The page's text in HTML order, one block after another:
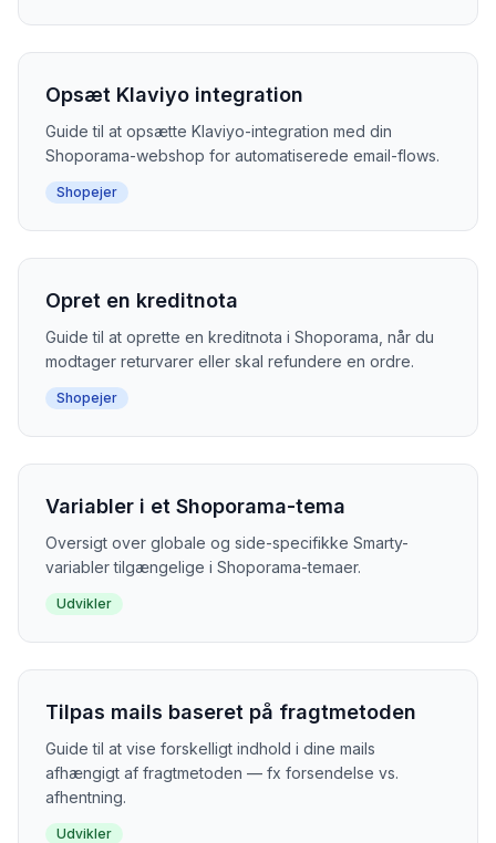
Opsæt Klaviyo integration
Guide til at opsætte Klaviyo-integration med din
Shoporama-webshop for automatiserede email-flows.
Shopejer
Opret en kreditnota
Guide til at oprette en kreditnota i Shoporama, når du
modtager returvarer eller skal refundere en ordre.
Shopejer
Variabler i et Shoporama-tema
Oversigt over globale og side-specifikke Smarty-
variabler tilgængelige i Shoporama-temaer.
Udvikler
Tilpas mails baseret på fragtmetoden
Guide til at vise forskelligt indhold i dine mails
afhængigt af fragtmetoden — fx forsendelse vs.
afhentning.
Udvikler